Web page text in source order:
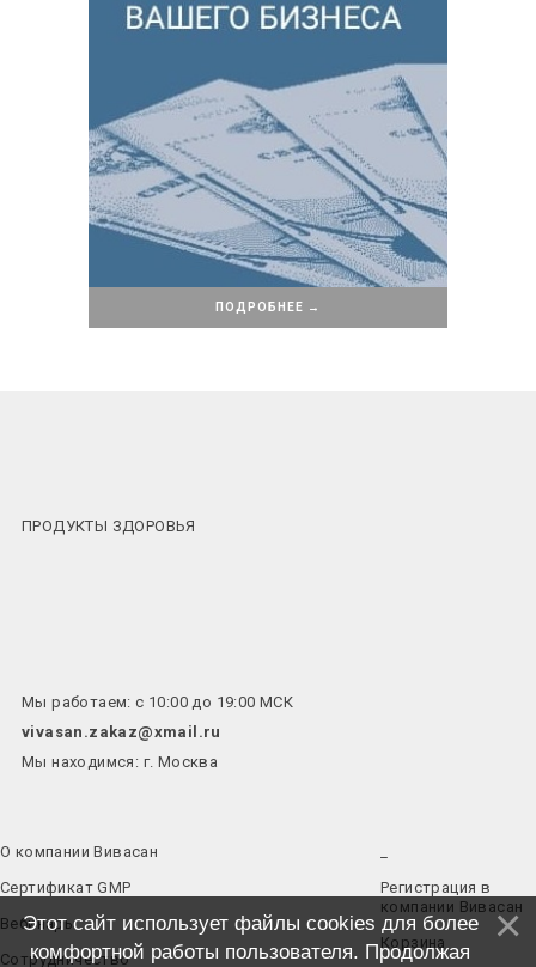
ПОДРОБНЕЕ →
ПРОДУКТЫ ЗДОРОВЬЯ
Мы работаем: с 10:00 до 19:00 МСК
vivasan.zakaz@xmail.ru
Мы находимся: г. Москва
О компании Вивасан
Сертификат GMP
Вебинары
Сотрудничество
Регистрация в
компании Вивасан
Корзина
Этот сайт использует файлы cookies для более
комфортной работы пользователя. Продолжая